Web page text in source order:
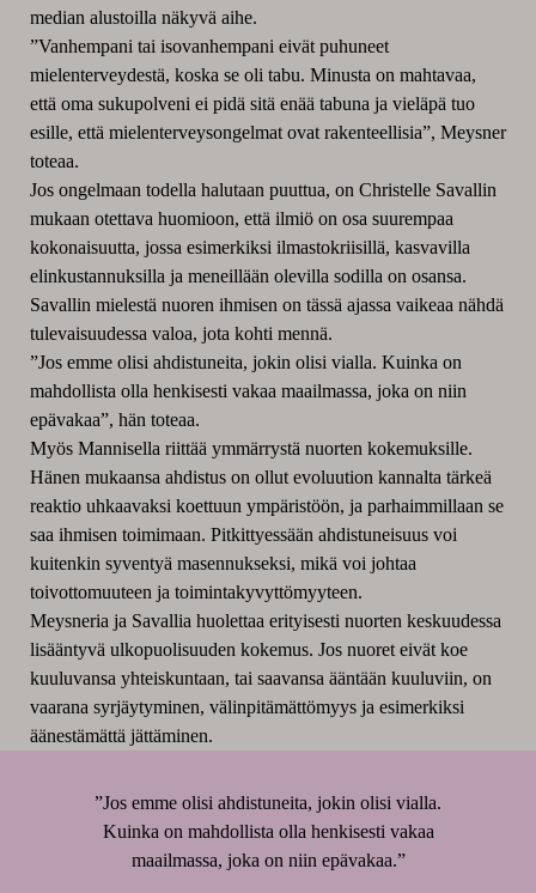
median alustoilla näkyvä aihe.
”Vanhempani tai isovanhempani eivät puhuneet
mielenterveydestä, koska se oli tabu. Minusta on mahtavaa,
että oma sukupolveni ei pidä sitä enää tabuna ja vieläpä tuo
esille, että mielenterveysongelmat ovat rakenteellisia”, Meysner
toteaa.
Jos ongelmaan todella halutaan puuttua, on Christelle Savallin
mukaan otettava huomioon, että ilmiö on osa suurempaa
kokonaisuutta, jossa esimerkiksi ilmastokriisillä, kasvavilla
elinkustannuksilla ja meneillään olevilla sodilla on osansa.
Savallin mielestä nuoren ihmisen on tässä ajassa vaikeaa nähdä
tulevaisuudessa valoa, jota kohti mennä.
”Jos emme olisi ahdistuneita, jokin olisi vialla. Kuinka on
mahdollista olla henkisesti vakaa maailmassa, joka on niin
epävakaa”, hän toteaa.
Myös Mannisella riittää ymmärrystä nuorten kokemuksille.
Hänen mukaansa ahdistus on ollut evoluution kannalta tärkeä
reaktio uhkaavaksi koettuun ympäristöön, ja parhaimmillaan se
saa ihmisen toimimaan. Pitkittyessään ahdistuneisuus voi
kuitenkin syventyä masennukseksi, mikä voi johtaa
toivottomuuteen ja toimintakyvyttömyyteen.
Meysneria ja Savallia huolettaa erityisesti nuorten keskuudessa
lisääntyvä ulkopuolisuuden kokemus. Jos nuoret eivät koe
kuuluvansa yhteiskuntaan, tai saavansa ääntään kuuluviin, on
vaarana syrjäytyminen, välinpitämättömyys ja esimerkiksi
äänestämättä jättäminen.
”Jos emme olisi ahdistuneita, jokin olisi vialla.
Kuinka on mahdollista olla henkisesti vakaa
maailmassa, joka on niin epävakaa.”